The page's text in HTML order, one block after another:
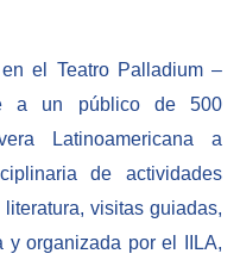
el Teatro Palladium –
a un público de 500
Latinoamericana a
de actividades
visitas guiadas,
y organizada por el IILA,